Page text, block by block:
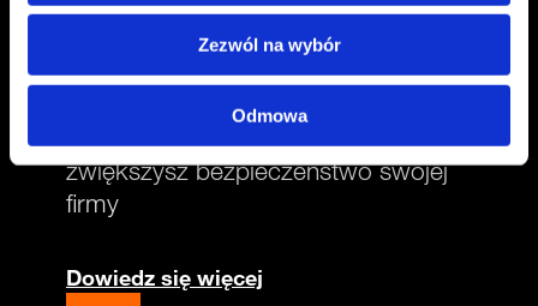
Zezwól na wybór
Odmowa
Usługi bezpieczeństwa dla
biznesu
Poznaj usługi, dzięki którym
zwiększysz bezpieczeństwo swojej
firmy
Dowiedz się więcej